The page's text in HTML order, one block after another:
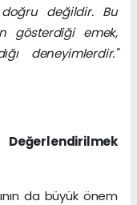
değildir. Bu
gösterdiği emek,
deneyimlerdir."
da büyük önem